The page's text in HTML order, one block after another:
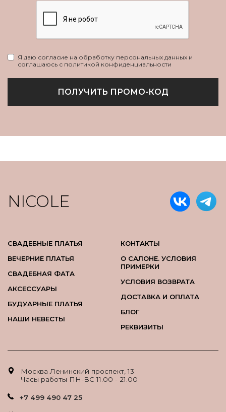
Я даю согласие на обработку персональных данных и
соглашаюсь с политикой конфиденциальности
ПОЛУЧИТЬ ПРОМО-КОД
NICOLE
СВАДЕБНЫЕ ПЛАТЬЯ
ВЕЧЕРНИЕ ПЛАТЬЯ
СВАДЕБНАЯ ФАТА
АКСЕССУАРЫ
БУДУАРНЫЕ ПЛАТЬЯ
НАШИ НЕВЕСТЫ
КОНТАКТЫ
О САЛОНЕ. УСЛОВИЯ
ПРИМЕРКИ
УСЛОВИЯ ВОЗВРАТА
ДОСТАВКА И ОПЛАТА
БЛОГ
РЕКВИЗИТЫ
Москва Ленинский проспект, 13
Часы работы ПН-ВС 11.00 - 21.00
+7 499 490 47 25